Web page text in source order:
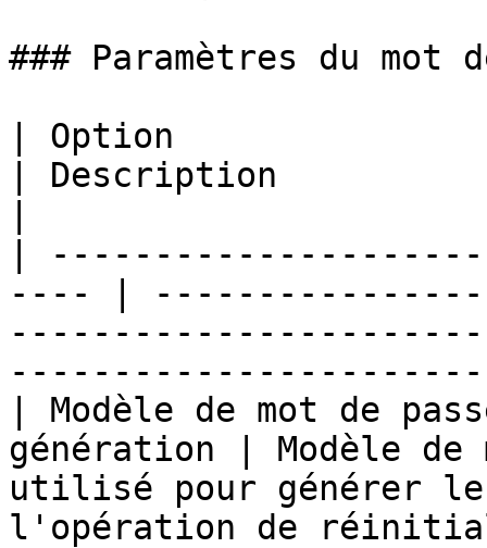
### Paramètres du mot
| Option
| Description
|
---- |
| Modèle de mot de
génération | Modèle de
utilisé pour générer le
l'opération de